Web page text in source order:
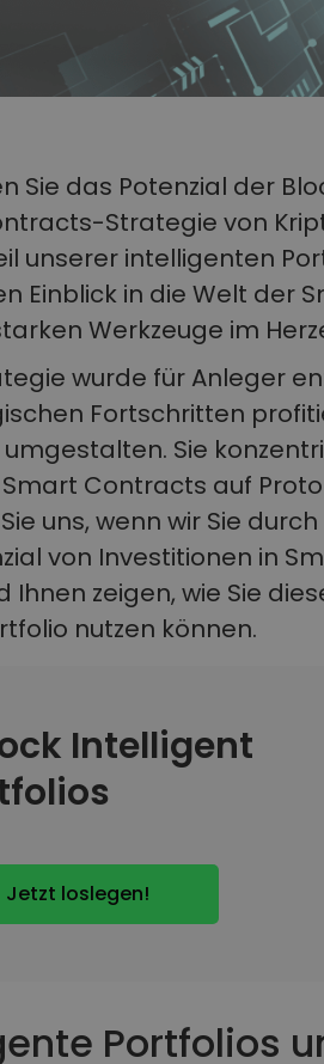
Sie das Potenzial der
Strategie von
unserer intelligenten
Einblick in die Welt der
Werkzeuge im
wurde für Anleger
Fortschritten
Sie
Smart Contracts auf
uns, wenn wir Sie
von Investitionen in
Ihnen zeigen, wie Sie
nutzen können.
Intelligent
Jetzt loslegen!
Portfolios